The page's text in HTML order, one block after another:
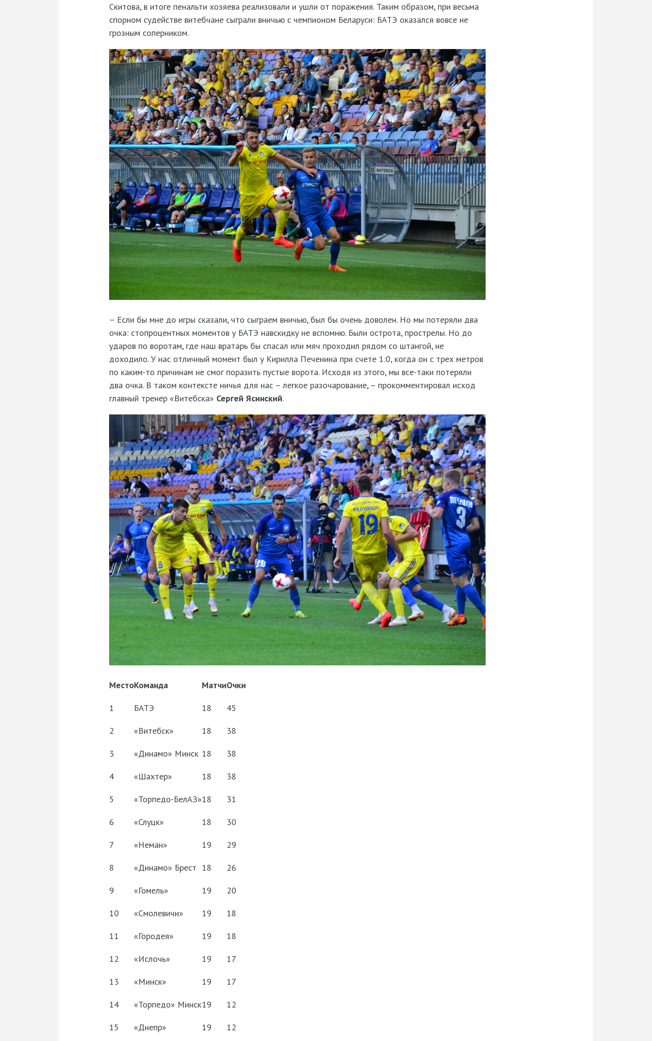
Скитова, в итоге пенальти хозяева реализовали и ушли от поражения. Таким образом, при весьма
спорном судействе витебчане сыграли вничью с чемпионом Беларуси: БАТЭ оказался вовсе не
грозным соперником.
– Если бы мне до игры сказали, что сыграем вничью, был бы очень доволен. Но мы потеряли два
очка: стопроцентных моментов у БАТЭ навскидку не вспомню. Были острота, прострелы. Но до
ударов по воротам, где наш вратарь бы спасал или мяч проходил рядом со штангой, не
доходило. У нас отличный момент был у Кирилла Печенина при счете 1:0, когда он с трех метров
по каким-то причинам не смог поразить пустые ворота. Исходя из этого, мы все-таки потеряли
два очка. В таком контексте ничья для нас – легкое разочарование, – прокомментировал исход
главный тренер «Витебска» Сергей Ясинский.
МестоКоманда МатчиОчки
1 БАТЭ 18 45
2 «Витебск» 18 38
3 «Динамо» Минск 18 38
4 «Шахтер» 18 38
5 «Торпедо-БелАЗ»18 31
6 «Слуцк» 18 30
7 «Неман» 19 29
8 «Динамо» Брест 18 26
9 «Гомель» 19 20
10 «Смолевичи» 19 18
11 «Городея» 19 18
12 «Ислочь» 19 17
13 «Минск» 19 17
14 «Торпедо» Минск19 12
15 «Днепр» 19 12